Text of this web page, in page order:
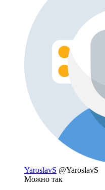
YaroslavS @YaroslavS
Можно так